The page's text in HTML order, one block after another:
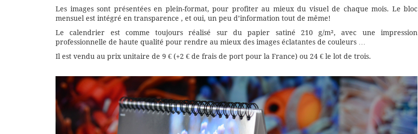
Les images sont présentées en plein-format, pour profiter au mieux du visuel de chaque mois. Le bloc
mensuel est intégré en transparence , et oui, un peu d’information tout de même!
Le calendrier est comme toujours réalisé sur du papier satiné 210 g/m², avec une impression
professionnelle de haute qualité pour rendre au mieux des images éclatantes de couleurs …
Il est vendu au prix unitaire de 9 € (+2 € de frais de port pour la France) ou 24 € le lot de trois.